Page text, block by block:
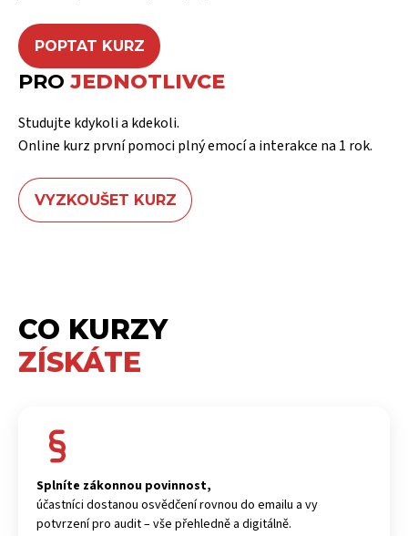
POPTAT KURZ
PRO JEDNOTLIVCE
Studujte kdykoli a kdekoli.
Online kurz první pomoci plný emocí a interakce na 1 rok.
VYZKOUŠET KURZ
CO KURZY
ZÍSKÁTE
Splníte zákonnou povinnost,
účastníci dostanou osvědčení rovnou do emailu a vy
potvrzení pro audit – vše přehledně a digitálně.